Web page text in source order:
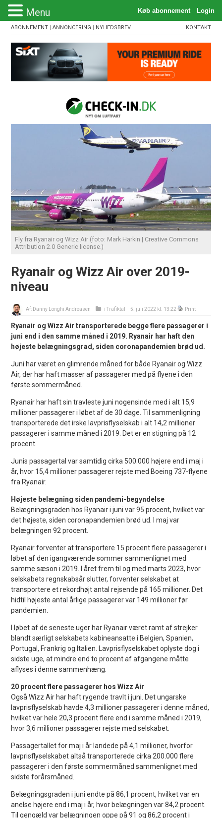
ABONNEMENT |ANNONCERING | NYHEDSBREV KONTAKT
Fly fra Ryanair og Wizz Air (foto: Mark Harkin | Creative Commons
Attribution 2.0 Generic license.)
Ryanair og Wizz Air over 2019-
niveau
Af: Danny Longhi Andreasen iTrafiktal 5. juli 2022 kl. 13:22 Print
Ryanair og Wizz Air transporterede begge flere passagerer i
juni end i den samme måned i 2019. Ryanair har haft den
højeste belægningsgrad, siden coronapandemien brød ud.
Juni har været en glimrende måned for både Ryanair og Wizz
Air, der har haft masser af passagerer med på flyene i den
første sommermåned.
Ryanair har haft sin travleste juni nogensinde med i alt 15,9
millioner passagerer i løbet af de 30 dage. Til sammenligning
transporterede det irske lavprisflyselskab i alt 14,2 millioner
passagerer i samme måned i 2019. Det er en stigning på 12
procent.
Junis passagertal var samtidig cirka 500.000 højere end i maj i
år, hvor 15,4 millioner passagerer rejste med Boeing 737-flyene
fra Ryanair.
Højeste belægning siden pandemi-begyndelse
Belægningsgraden hos Ryanair i juni var 95 procent, hvilket var
det højeste, siden coronapandemien brød ud. I maj var
belægningen 92 procent.
Ryanair forventer at transportere 15 procent flere passagerer i
løbet af den igangværende sommer sammenlignet med
samme sæson i 2019. I året frem til og med marts 2023, hvor
selskabets regnskabsår slutter, forventer selskabet at
transportere et rekordhøjt antal rejsende på 165 millioner. Det
hidtil højeste antal årlige passagerer var 149 millioner før
pandemien.
I løbet af de seneste uger har Ryanair været ramt af strejker
blandt særligt selskabets kabineansatte i Belgien, Spanien,
Portugal, Frankrig og Italien. Lavprisflyselskabet oplyste dog i
sidste uge, at mindre end to procent af afgangene måtte
aflyses i denne sammenhæng.
20 procent flere passagerer hos Wizz Air
Også Wizz Air har haft rygende travlt i juni. Det ungarske
lavprisflyselskab havde 4,3 millioner passagerer i denne måned,
hvilket var hele 20,3 procent flere end i samme måned i 2019,
hvor 3,6 millioner passagerer rejste med selskabet.
Passagertallet for maj i år landede på 4,1 millioner, hvorfor
lavprisflyselskabet altså transporterede cirka 200.000 flere
passagerer i den første sommermåned sammenlignet med
sidste forårsmåned.
Belægningsgraden i juni endte på 86,1 procent, hvilket var en
anelse højere end i maj i år, hvor belægningen var 84,2 procent.
Til gengæld var belægningen oppe på 91 og 86,2 procent i
Menu